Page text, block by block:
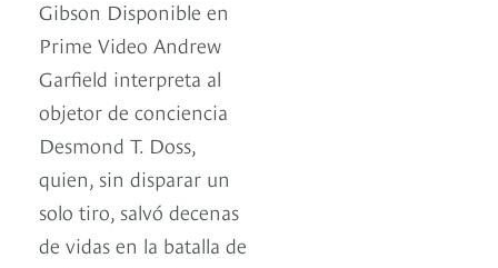
Gibson Disponible en
Prime Video Andrew
Garfield interpreta al
objetor de conciencia
Desmond T. Doss,
quien, sin disparar un
solo tiro, salvó decenas
de vidas en la batalla de